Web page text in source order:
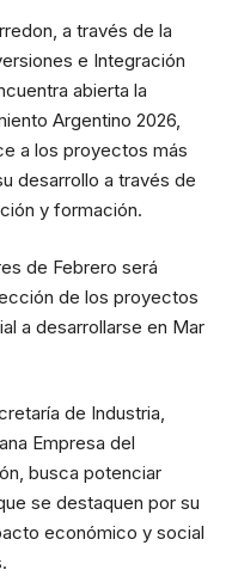
a través de la
e Integración
abierta la
Argentino 2026,
a los proyectos más
desarrollo a través de
y formación.
de Febrero será
de los proyectos
a desarrollarse en Mar
de Industria,
Empresa del
busca potenciar
se destaquen por su
económico y social